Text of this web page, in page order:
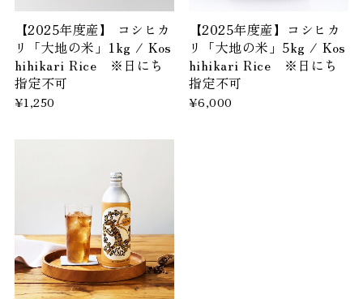
【2025年度産】 コシヒカ
リ「大地の米」1kg / Kos
hihikari Rice ※日にち
指定不可
¥1,250
【2025年度産】コシヒカ
リ「大地の米」5kg / Kos
hihikari Rice ※日にち
指定不可
¥6,000